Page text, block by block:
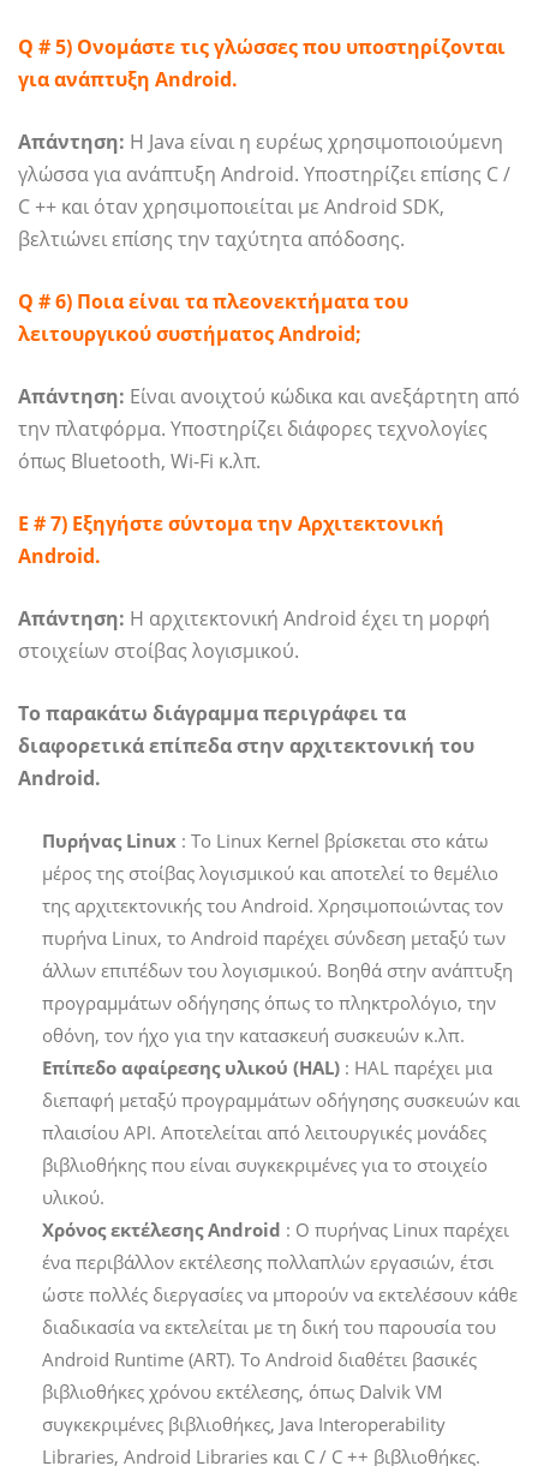
Q # 5) Ονομάστε τις γλώσσες που υποστηρίζονται
για ανάπτυξη Android.
Απάντηση: Η Java είναι η ευρέως χρησιμοποιούμενη
γλώσσα για ανάπτυξη Android. Υποστηρίζει επίσης C /
C ++ και όταν χρησιμοποιείται με Android SDK,
βελτιώνει επίσης την ταχύτητα απόδοσης.
Q # 6) Ποια είναι τα πλεονεκτήματα του
λειτουργικού συστήματος Android;
Απάντηση: Είναι ανοιχτού κώδικα και ανεξάρτητη από
την πλατφόρμα. Υποστηρίζει διάφορες τεχνολογίες
όπως Bluetooth, Wi-Fi κ.λπ.
Ε # 7) Εξηγήστε σύντομα την Αρχιτεκτονική
Android.
Απάντηση: Η αρχιτεκτονική Android έχει τη μορφή
στοιχείων στοίβας λογισμικού.
Το παρακάτω διάγραμμα περιγράφει τα
διαφορετικά επίπεδα στην αρχιτεκτονική του
Android.
Πυρήνας Linux : Το Linux Kernel βρίσκεται στο κάτω
μέρος της στοίβας λογισμικού και αποτελεί το θεμέλιο
της αρχιτεκτονικής του Android. Χρησιμοποιώντας τον
πυρήνα Linux, το Android παρέχει σύνδεση μεταξύ των
άλλων επιπέδων του λογισμικού. Βοηθά στην ανάπτυξη
προγραμμάτων οδήγησης όπως το πληκτρολόγιο, την
οθόνη, τον ήχο για την κατασκευή συσκευών κ.λπ.
Επίπεδο αφαίρεσης υλικού (HAL) : HAL παρέχει μια
διεπαφή μεταξύ προγραμμάτων οδήγησης συσκευών και
πλαισίου API. Αποτελείται από λειτουργικές μονάδες
βιβλιοθήκης που είναι συγκεκριμένες για το στοιχείο
υλικού.
Χρόνος εκτέλεσης Android : Ο πυρήνας Linux παρέχει
ένα περιβάλλον εκτέλεσης πολλαπλών εργασιών, έτσι
ώστε πολλές διεργασίες να μπορούν να εκτελέσουν κάθε
διαδικασία να εκτελείται με τη δική του παρουσία του
Android Runtime (ART). Το Android διαθέτει βασικές
βιβλιοθήκες χρόνου εκτέλεσης, όπως Dalvik VM
συγκεκριμένες βιβλιοθήκες, Java Interoperability
Libraries, Android Libraries και C / C ++ βιβλιοθήκες.